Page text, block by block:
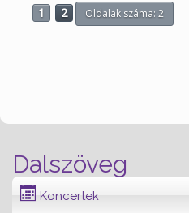
Dalszöveg
Koncertek
1 2 Oldalak száma: 2